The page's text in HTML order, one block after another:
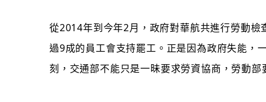
從2014年到今年2月，政府對華航共進行勞動
過9成的員工會支持罷工。正是因為政府失能，
刻，交通部不能只是一昧要求勞資協商，勞動